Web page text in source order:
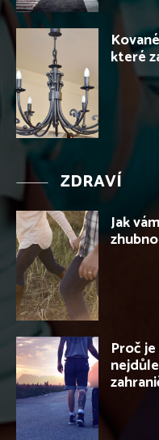
které
ZDRAVÍ
Jak
Proč